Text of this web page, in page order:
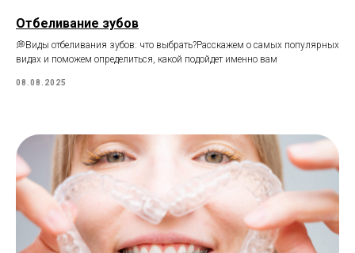
Отбеливание зубов
💭Виды отбеливания зубов: что выбрать?Расскажем о самых популярных
видах и поможем определиться, какой подойдет именно вам
08.08.2025